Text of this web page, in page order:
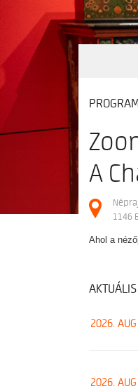
A
1146
Ahol a
2026. AUG
2026. AUG